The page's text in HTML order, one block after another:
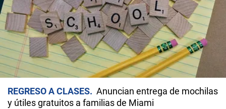
REGRESO A CLASES
Anuncian entrega de mochilas
y útiles gratuitos a familias de Miami